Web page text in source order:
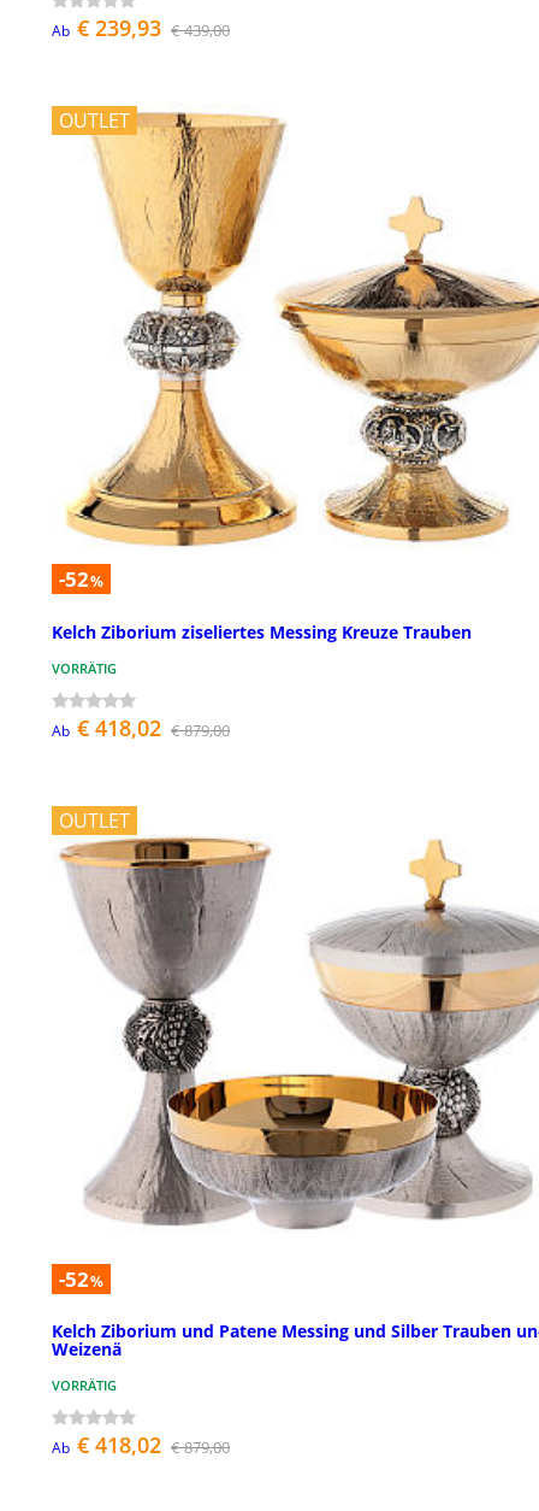
Ab € 239,93 € 439,00
OUTLET
-52%
Kelch Ziborium ziseliertes Messing Kreuze Trauben
VORRÄTIG
Ab € 418,02 € 879,00
OUTLET
-52%
Kelch Ziborium und Patene Messing und Silber Trauben
Weizenä
VORRÄTIG
Ab € 418,02 € 879,00